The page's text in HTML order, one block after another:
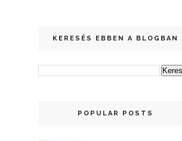
KERESÉS EBBEN A BLOGBAN
POPULAR POSTS